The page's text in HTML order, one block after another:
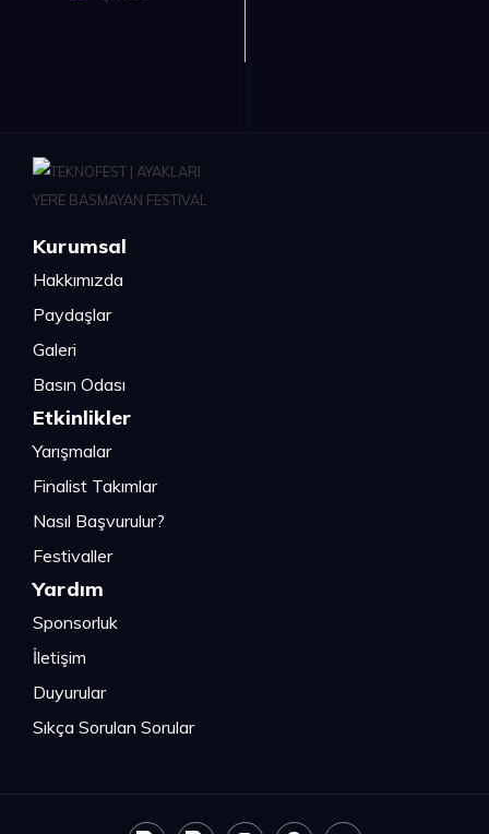
Kurumsal
Hakkımızda
Paydaşlar
Galeri
Basın Odası
Etkinlikler
Yarışmalar
Finalist Takımlar
Nasıl Başvurulur?
Festivaller
Yardım
Sponsorluk
İletişim
Duyurular
Sıkça Sorulan Sorular